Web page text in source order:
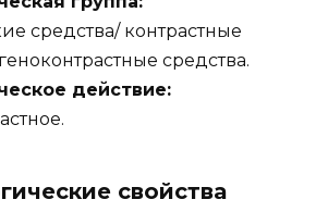
средства/ контрастные
средства.
действие:
свойства